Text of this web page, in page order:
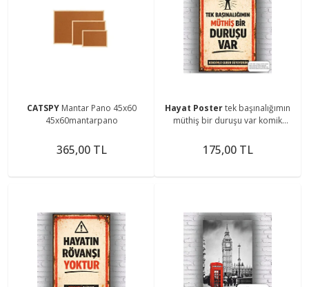
CATSPY Mantar Pano 45x60
45x60mantarpano
365,00 TL
Hayat Postertek başınalığımın
müthiş bir duruşu var komik
retro ahşap poster
175,00 TL